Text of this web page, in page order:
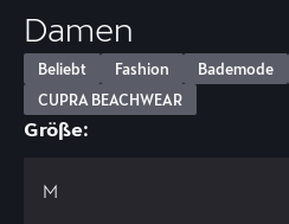
Damen
Beliebt Fashion Bademode
CUPRA BEACHWEAR
Größe:
M